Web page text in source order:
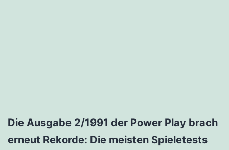
Die Ausgabe 2/1991 der Power Play brach
erneut Rekorde: Die meisten Spieletests